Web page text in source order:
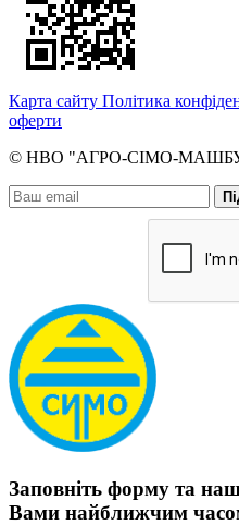
Карта сайту Політика
оферти
© НВО "АГРО-СІМО-МАШБУД".
Заповніть форму та
Вами найближчим